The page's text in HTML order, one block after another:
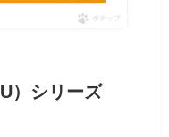
ポチップ
）シリーズ